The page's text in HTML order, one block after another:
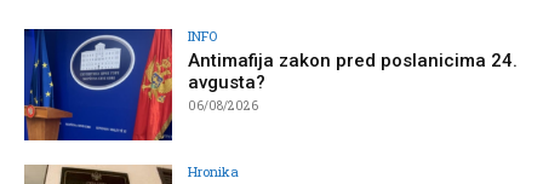
INFO
Antimafija zakon pred poslanicima 24.
avgusta?
06/08/2026
Hronika